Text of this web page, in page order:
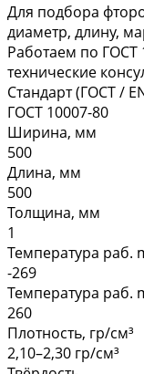
Для подбора
диаметр, длину,
Работаем по ГОСТ
технические
Стандарт (ГОСТ /
ГОСТ 10007-80
Ширина, мм
500
Длина, мм
500
Толщина, мм
1
Температура раб.
-269
Температура раб.
260
Плотность, гр/см³
2,10–2,30 гр/см³